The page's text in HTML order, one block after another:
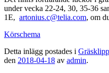
under vecka 22-24, 30, 35-36
1E, artonius.c@telia.com, om
Körschema
Detta inlägg postades i
den 2018-04-18 av admin.